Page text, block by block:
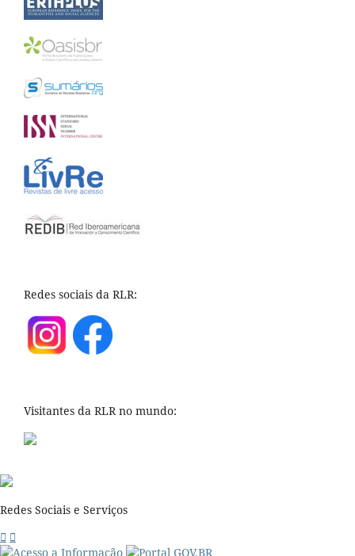
Redes sociais da RLR:
Visitantes da RLR no mundo:
Redes Sociais e Serviços